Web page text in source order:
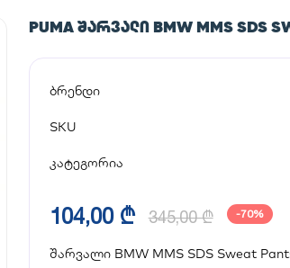
PUMA ᲨᲐᲠᲕᲐᲚᲘ BMW MMS SDS
ბრენდი
SKU
კატეგორია
104,00 ₾ 345,00 ₾ -70%
შარვალი BMW MMS SDS Sweat